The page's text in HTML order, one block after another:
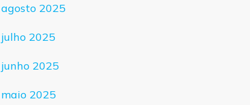
agosto 2025
julho 2025
junho 2025
maio 2025